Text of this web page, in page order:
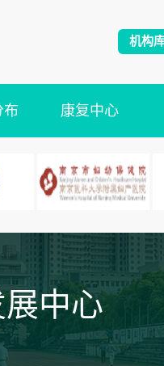
机构
布 康复中心
中心